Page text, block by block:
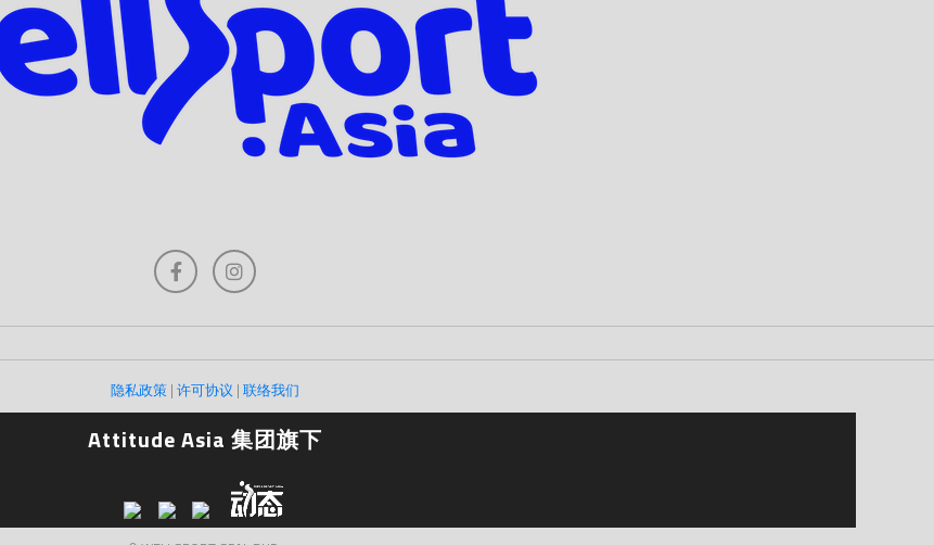
隐私政策 | 许可协议 | 联络我们
Attitude Asia 集团旗下